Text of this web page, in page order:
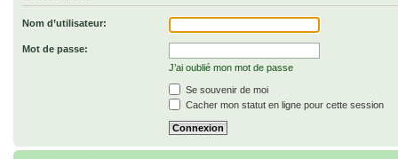
Nom d’utilisateur:
Mot de passe:
J’ai oublié mon mot de passe
Se souvenir de moi
Cacher mon statut en ligne pour cette session